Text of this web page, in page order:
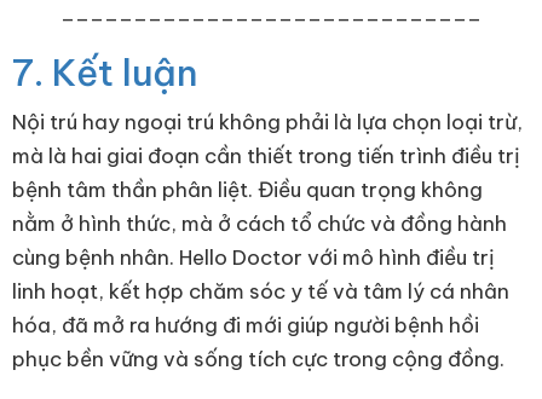
7. Kết luận
Nội trú hay ngoại trú không phải là lựa chọn loại trừ,
mà là hai giai đoạn cần thiết trong tiến trình điều trị
bệnh tâm thần phân liệt. Điều quan trọng không
nằm ở hình thức, mà ở cách tổ chức và đồng hành
cùng bệnh nhân. Hello Doctor với mô hình điều trị
linh hoạt, kết hợp chăm sóc y tế và tâm lý cá nhân
hóa, đã mở ra hướng đi mới giúp người bệnh hồi
phục bền vững và sống tích cực trong cộng đồng.